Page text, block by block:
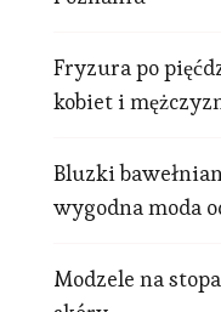
Fryzura po
kobiet i
Bluzki
wygodna moda
Modzele na